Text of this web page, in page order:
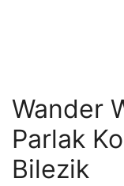
Wander
Parlak
Bilezik